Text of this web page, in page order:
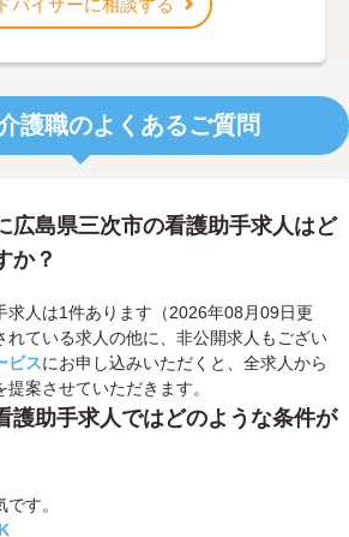
護職のよくあるご質問
広島県三次市の看護助手求人はど
か？
求人は1件あります（2026年08月09日更
れている求人の他に、非公開求人もござい
ビスにお申し込みいただくと、全求人から
案させていただきます。
護助手求人ではどのような条件が
す。